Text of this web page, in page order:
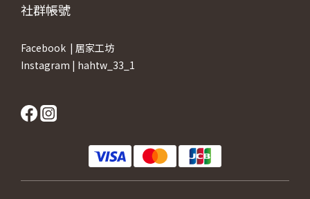
社群帳號
Facebook | 居家工坊
Instagram | hahtw_33_1